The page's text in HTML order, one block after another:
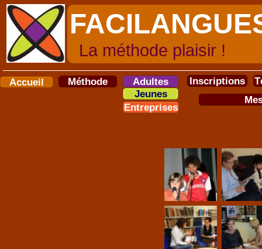
Inscriptions
Jeunes
Entreprises
Adultes
Méthode
Accueil
La méthode plaisir !